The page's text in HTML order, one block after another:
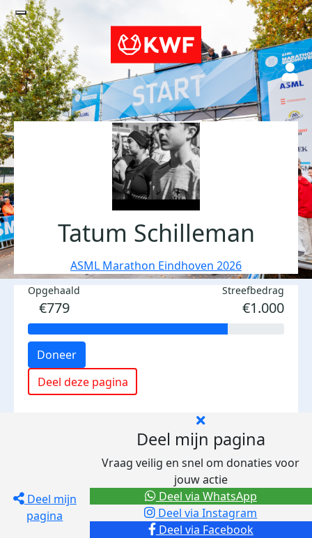
Tatum Schilleman
ASML Marathon Eindhoven 2026
Opgehaald
€779
Streefbedrag
€1.000
Doneer
Deel deze pagina
Deel mijn
pagina
Deel mijn pagina
Vraag veilig en snel om donaties voor
jouw actie
Deel via Facebook
Deel via Instagram
Deel via WhatsApp